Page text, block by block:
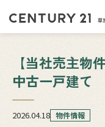
【当社売主物
中古一戸建て
2026.04.18 物件情報